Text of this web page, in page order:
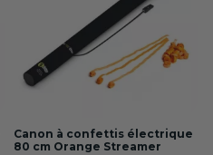
Canon à confettis électrique
80 cm Orange Streamer